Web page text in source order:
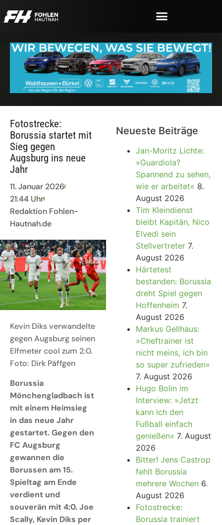
Fotostrecke:
Borussia startet mit
Sieg gegen
Augsburg ins neue
Jahr
11. Januar 2026
21:44 Uhr
Redaktion Fohlen-
Hautnah.de
Kevin Diks verwandelte
gegen Augsburg seinen
Elfmeter cool zum 2:0.
Foto: Dirk Päffgen
Borussia
Mönchengladbach ist
mit einem Heimsieg
in das neue Jahr
gestartet. Gegen den
FC Augsburg
gewannen die
Borussen am 15.
Spieltag am Ende
verdient und
souverän mit 4:0. Joe
Scally, Kevin Diks per
Neueste Beiträge
Jan-Moritz Lichte:
»Guardiola?
Spannend zu sehen,
wie er arbeitet« 8.
August 2026
Tim Kleindienst
bleibt Kapitän, Nico
Elvedi sein
Stellvertreter 7.
August 2026
Härtetest
bestanden: Borussia
dreht Spiel gegen
Hoffenheim 7.
August 2026
Markus Gellhaus:
»Cheftrainer ist
nicht meins, ich bin
so super zufrieden«
7. August 2026
Hugo Bolin im
Interview: »Jetzt
kann ich den
Fußball einfach
genießen« 7. August
2026
Bitter! Jens Castrop
fehlt Borussia
mehrere Wochen 6.
August 2026
Fotostrecke:
Borussia trainiert